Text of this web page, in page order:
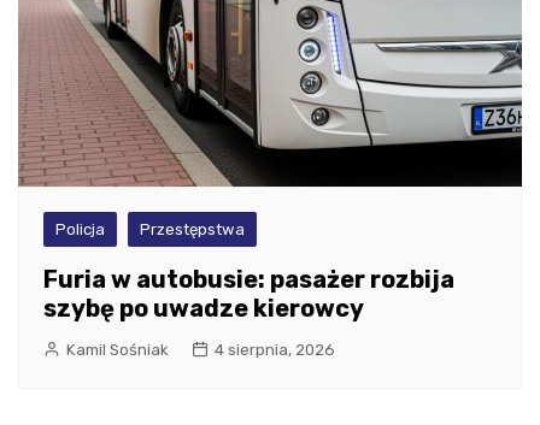
Policja Przestępstwa
Furia w autobusie: pasażer rozbija
szybę po uwadze kierowcy
Kamil Sośniak 4 sierpnia, 2026